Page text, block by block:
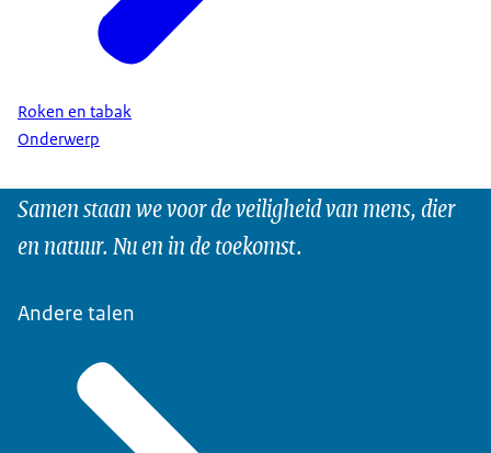
Roken en tabak
Onderwerp
Samen staan we voor de veiligheid van mens, dier
en natuur. Nu en in de toekomst.
Andere talen